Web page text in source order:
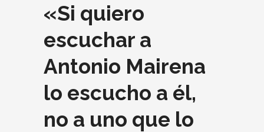
«Si quiero
escuchar a
Antonio Mairena
lo escucho a él,
no a uno que lo